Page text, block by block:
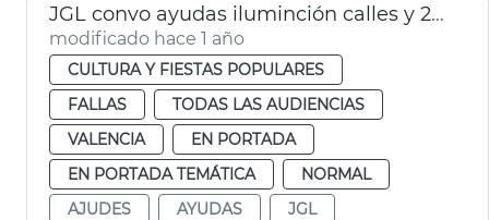
JGL convo ayudas iluminción calles y 25 aniversario fallas
modificado hace 1 año
CULTURA Y FIESTAS POPULARES
FALLAS
TODAS LAS AUDIENCIAS
VALENCIA
EN PORTADA
EN PORTADA TEMÁTICA
NORMAL
AJUDES
AYUDAS
JGL